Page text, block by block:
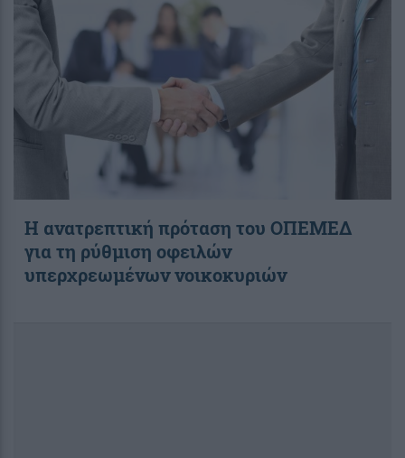
Η ανατρεπτική πρόταση του ΟΠΕΜΕΔ
για τη ρύθμιση οφειλών
υπερχρεωμένων νοικοκυριών